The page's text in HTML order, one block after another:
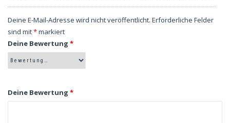
Deine E-Mail-Adresse wird nicht veröffentlicht. Erforderliche Felder
sind mit*markiert
Deine Bewertung *
Deine Bewertung *